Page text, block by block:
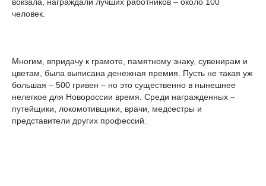
человек.
Многим, впридачу к грамоте, памятному знаку, сувенирам и
цветам, была выписана денежная премия. Пусть не такая уж
большая – 500 гривен – но это существенно в нынешнее
нелегкое для Новороссии время. Среди награжденных –
путейщики, локомотивщики, врачи, медсестры и
представители других профессий.